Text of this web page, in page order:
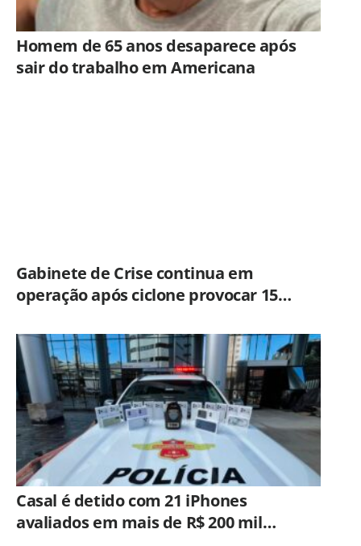
Homem de 65 anos desaparece após
sair do trabalho em Americana
Gabinete de Crise continua em
operação após ciclone provocar 15
Casal é detido com 21 iPhones
avaliados em mais de R$ 200 mil